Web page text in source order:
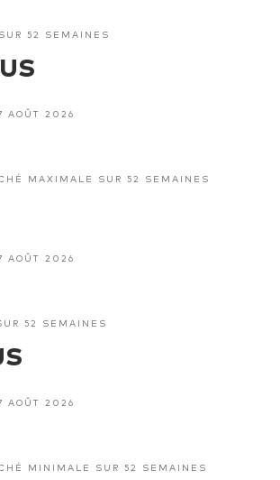
52 SEMAINES
AOÛT 2026
MAXIMALE SUR 52 SEMAINES
AOÛT 2026
52 SEMAINES
AOÛT 2026
MINIMALE SUR 52 SEMAINES